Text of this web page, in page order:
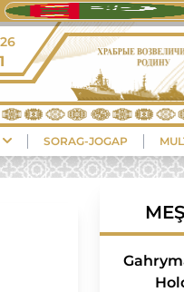
SORAG-JOGAP